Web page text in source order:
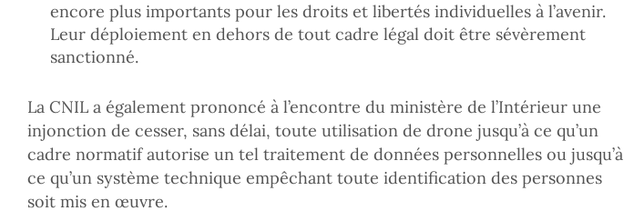
encore plus importants pour les droits et libertés individuelles à l’avenir.
Leur déploiement en dehors de tout cadre légal doit être sévèrement
sanctionné.
La CNIL a également prononcé à l’encontre du ministère de l’Intérieur une
injonction de cesser, sans délai, toute utilisation de drone jusqu’à ce qu’un
cadre normatif autorise un tel traitement de données personnelles ou jusqu’à
ce qu’un système technique empêchant toute identification des personnes
soit mis en œuvre.